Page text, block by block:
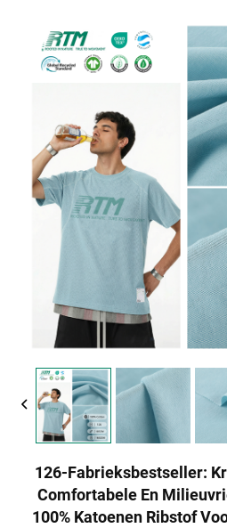
126-Fabrieksbestseller:
Comfortabele En
100% Katoenen Ribstof